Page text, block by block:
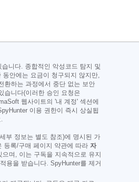
니다. 종합적인 악성코드 탐지 및
안에는 요금이 청구되지 않지만,
환하는 과정에서 중단 없는 보안
습니다(이러한 승인 요청은
웹사이트의 '내 계정' 섹션에
이용 권한이 즉시 상실됩
부 정보는 별도 참조)에 명시된 가
등록/구매 페이지 약관에 따라 자
며, 이는 구독을 지속적으로 유지
용을 받습니다. SpyHunter를 제거